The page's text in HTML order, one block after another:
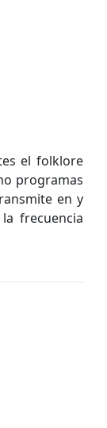
el folklore
programas
en y
frecuencia